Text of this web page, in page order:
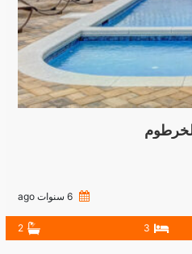
6 سنوات ago
3
2